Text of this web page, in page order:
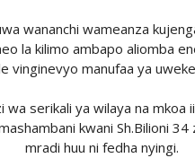
wananchi wameanza
la kilimo ambapo aliomba
vinginevyo manufaa ya
serikali ya wilaya na mkoa
kwani Sh.Bilioni
mradi huu ni fedha nyingi.